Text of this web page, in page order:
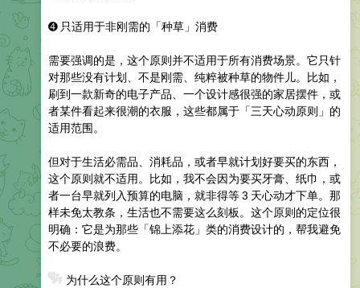
➍ 只适用于非刚需的「种草」消费
需要强调的是，这个原则并不适用于所有消费场景。它只针
对那些没有计划、不是刚需、纯粹被种草的物件儿。比如，
刷到一款新奇的电子产品、一个设计感很强的家居摆件，或
者某件看起来很潮的衣服，这些都属于「三天心动原则」的
适用范围。
但对于生活必需品、消耗品，或者早就计划好要买的东西，
这个原则就不适用。比如，我不会因为要买牙膏、纸巾，或
者一台早就列入预算的电脑，就非得等 3 天心动才下单。那
样未免太教条，生活也不需要这么刻板。这个原则的定位很
明确：它是为那些「锦上添花」类的消费设计的，帮我避免
不必要的浪费。
为什么这个原则有用？